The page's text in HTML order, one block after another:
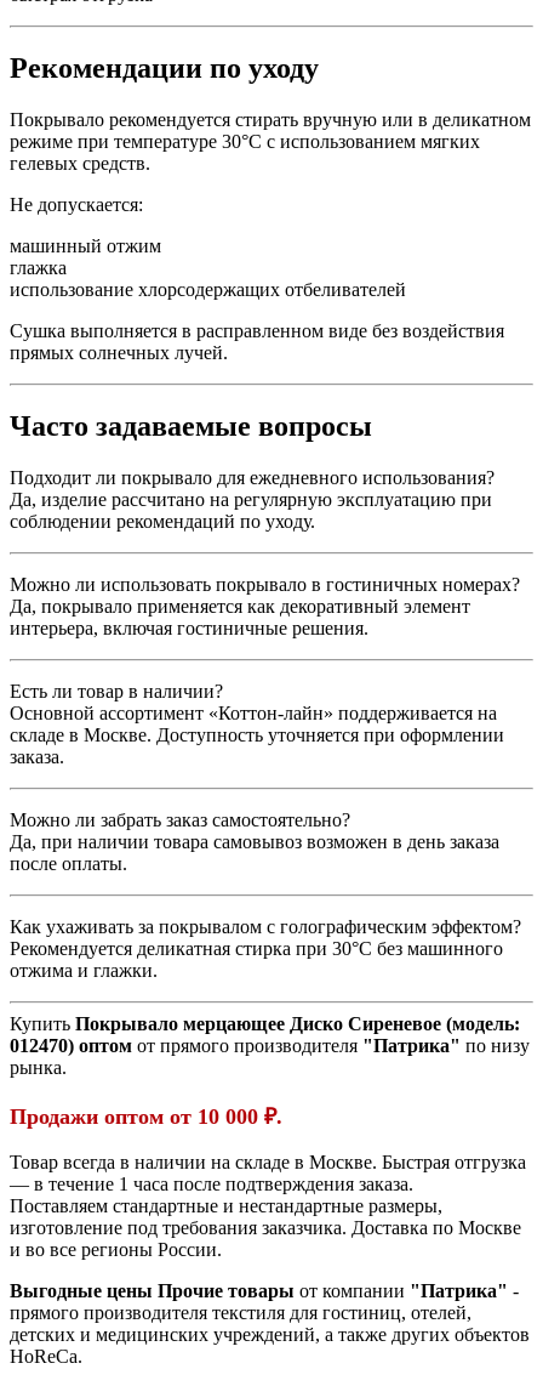
Рекомендации по уходу
Покрывало рекомендуется стирать вручную или в деликатном
режиме при температуре 30°С с использованием мягких
гелевых средств.
Не допускается:
машинный отжим
глажка
использование хлорсодержащих отбеливателей
Сушка выполняется в расправленном виде без воздействия
прямых солнечных лучей.
Часто задаваемые вопросы
Подходит ли покрывало для ежедневного использования?
Да, изделие рассчитано на регулярную эксплуатацию при
соблюдении рекомендаций по уходу.
Можно ли использовать покрывало в гостиничных номерах?
Да, покрывало применяется как декоративный элемент
интерьера, включая гостиничные решения.
Есть ли товар в наличии?
Основной ассортимент «Коттон-лайн» поддерживается на
складе в Москве. Доступность уточняется при оформлении
заказа.
Можно ли забрать заказ самостоятельно?
Да, при наличии товара самовывоз возможен в день заказа
после оплаты.
Как ухаживать за покрывалом с голографическим эффектом?
Рекомендуется деликатная стирка при 30°С без машинного
отжима и глажки.
Купить Покрывало мерцающее Диско Сиреневое (модель:
012470) оптом от прямого производителя "Патрика" по низу
рынка.
Продажи оптом от 10 000 ₽.
Товар всегда в наличии на складе в Москве. Быстрая отгрузка
— в течение 1 часа после подтверждения заказа.
Поставляем стандартные и нестандартные размеры,
изготовление под требования заказчика. Доставка по Москве
и во все регионы России.
Выгодные цены Прочие товары от компании "Патрика" -
прямого производителя текстиля для гостиниц, отелей,
детских и медицинских учреждений, а также других объектов
HoReCa.